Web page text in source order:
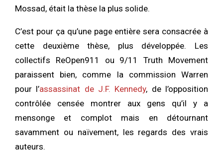
Mossad, était la thèse la plus solide.
C’est pour ça qu’une page entière sera consacrée à
cette deuxième thèse, plus développée. Les
collectifs ReOpen911 ou 9/11 Truth Movement
paraissent bien, comme la commission Warren
pour l’assassinat de J.F. Kennedy, de l’opposition
contrôlée censée montrer aux gens qu’il y a
mensonge et complot mais en détournant
savamment ou naïvement, les regards des vrais
auteurs.